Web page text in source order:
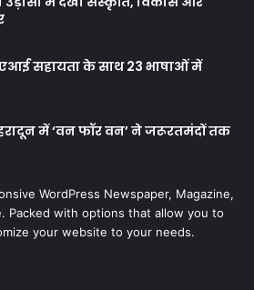
सहायता के साथ 23 भाषाओं में
में ‘वन फॉर वन’ ने जरूरतमंदों तक
WordPress Newspaper, Magazine,
Packed with options that allow you to
your website to your needs.